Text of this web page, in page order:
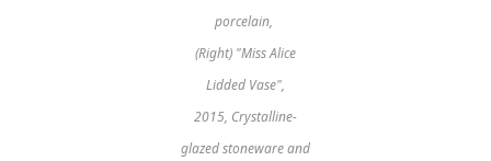
porcelain,
(Right) "Miss Alice
Lidded Vase",
2015, Crystalline-
glazed stoneware and